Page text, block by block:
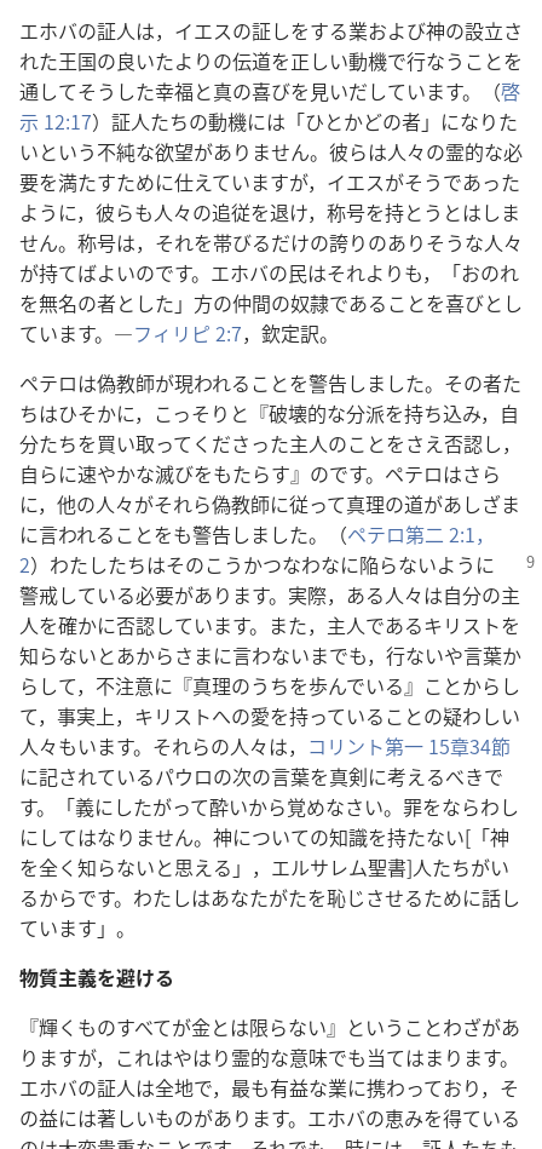
エホバの証人は，イエスの証しをする業および神の設立さ
れた王国の良いたよりの伝道を正しい動機で行なうことを
通してそうした幸福と真の喜びを見いだしています。（啓
示 12:17）証人たちの動機には「ひとかどの者」になりた
いという不純な欲望がありません。彼らは人々の霊的な必
要を満たすために仕えていますが，イエスがそうであった
ように，彼らも人々の追従を退け，称号を持とうとはしま
せん。称号は，それを帯びるだけの誇りのありそうな人々
が持てばよいのです。エホバの民はそれよりも，「おのれ
を無名の者とした」方の仲間の奴隷であることを喜びとし
ています。―フィリピ 2:7，欽定訳。
ペテロは偽教師が現われることを警告しました。その者た
ちはひそかに，こっそりと『破壊的な分派を持ち込み，自
分たちを買い取ってくださった主人のことをさえ否認し，
自らに速やかな滅びをもたらす』のです。ペテロはさら
に，他の人々がそれら偽教師に従って真理の道があしざま
に言われることをも警告しました。（ペテロ第二 2:1，
2）わたしたちはそのこうかつなわなに陥らないように
警戒している必要があります。実際，ある人々は自分の主
人を確かに否認しています。また，主人であるキリストを
知らないとあからさまに言わないまでも，行ないや言葉か
らして，不注意に『真理のうちを歩んでいる』ことからし
て，事実上，キリストへの愛を持っていることの疑わしい
人々もいます。それらの人々は， コリント第一 15章34節
に記されているパウロの次の言葉を真剣に考えるべきで
す。「義にしたがって酔いから覚めなさい。罪をならわし
にしてはなりません。神についての知識を持たない[「神
を全く知らないと思える」，エルサレム聖書]人たちがい
るからです。わたしはあなたがたを恥じさせるために話し
ています」。
物質主義を避ける
『輝くものすべてが金とは限らない』ということわざがあ
りますが，これはやはり霊的な意味でも当てはまります。
エホバの証人は全地で，最も有益な業に携わっており，そ
の益には著しいものがあります。エホバの恵みを得ている